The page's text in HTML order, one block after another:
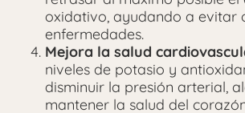
oxidativo, ayudando a evitar
enfermedades.
Mejora la salud
niveles de potasio y
disminuir la presión arterial,
mantener la salud del